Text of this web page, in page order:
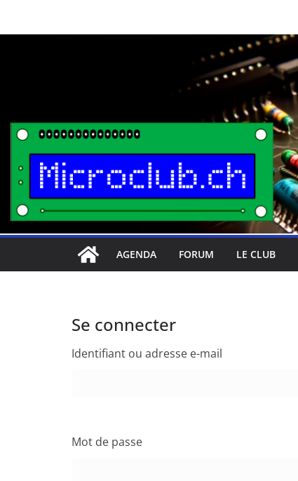
AGENDA FORUM LE CLUB
Se connecter
Identifiant ou adresse e-mail
Mot de passe